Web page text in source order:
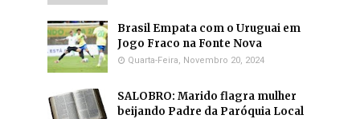
Brasil Empata com o Uruguai em
Jogo Fraco na Fonte Nova
Quarta-Feira, Novembro 20, 2024
SALOBRO: Marido flagra mulher
beijando Padre da Paróquia Local